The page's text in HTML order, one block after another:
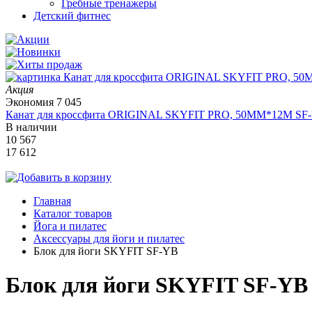
Гребные тренажеры
Детский фитнес
Акция
Экономия 7 045
Канат для кроссфита ORIGINAL SKYFIT PRO, 50MM*12M
В наличии
10 567
17 612
Главная
Каталог товаров
Йога и пилатес
Аксессуары для йоги и пилатес
Блок для йоги SKYFIT SF-YB
Блок для йоги SKYFIT SF-YB